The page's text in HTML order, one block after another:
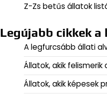
Z-Zs betűs állatok
Legújabb cikkek a
A legfurcsább állati
Állatok, akik
Állatok, akik képesek